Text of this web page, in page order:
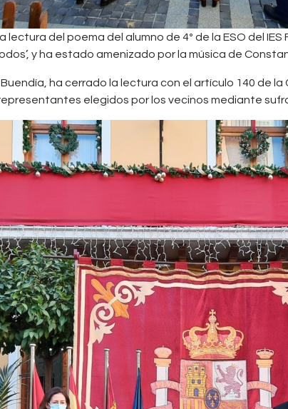
del poema del alumno de 4º de la ESO del
y ha estado amenizado por la música de
ha cerrado la lectura con el artículo 140 de
elegidos por los vecinos mediante